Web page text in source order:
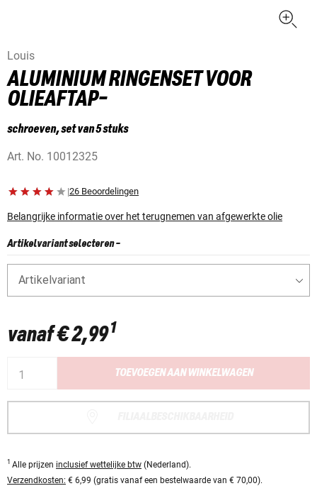
Louis
ALUMINIUM RINGENSET VOOR
OLIEAFTAP-
schroeven, set van 5 stuks
Art. No. 10012325
|26 Beoordelingen
Belangrijke informatie over het terugnemen van afgewerkte olie
Artikelvariant selecteren-
Artikelvariant
vanaf€ 2,991
TOEVOEGEN AAN WINKELWAGEN
1 Alle prijzen inclusief wettelijke btw (Nederland).
Verzendkosten: € 6,99 (gratis vanaf een bestelwaarde van € 70,00).